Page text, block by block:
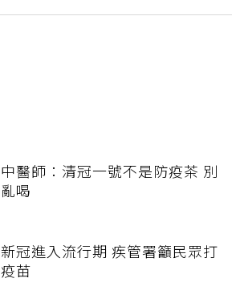
中醫師：清冠一號不是防疫茶 別
亂喝
新冠進入流行期 疾管署籲民眾打
疫苗